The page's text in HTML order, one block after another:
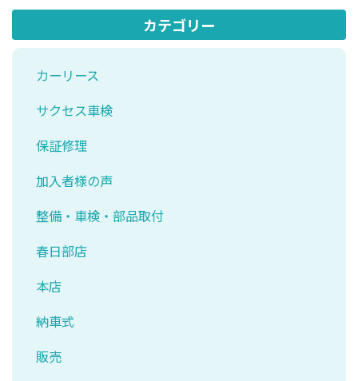
カテゴリー
カーリース
サクセス車検
保証修理
加入者様の声
整備・車検・部品取付
春日部店
本店
納車式
販売